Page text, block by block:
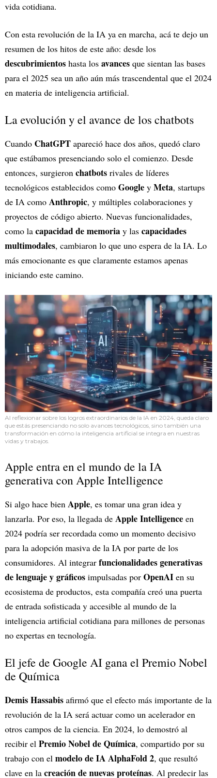
vida cotidiana.
Con esta revolución de la IA ya en marcha, acá te dejo un
resumen de los hitos de este año: desde los
descubrimientos hasta los avances que sientan las bases
para el 2025 sea un año aún más trascendental que el 2024
en materia de inteligencia artificial.
La evolución y el avance de los chatbots
Cuando ChatGPT apareció hace dos años, quedó claro
que estábamos presenciando solo el comienzo. Desde
entonces, surgieron chatbots rivales de líderes
tecnológicos establecidos como Google y Meta, startups
de IA como Anthropic, y múltiples colaboraciones y
proyectos de código abierto. Nuevas funcionalidades,
como la capacidad de memoria y las capacidades
multimodales, cambiaron lo que uno espera de la IA. Lo
más emocionante es que claramente estamos apenas
iniciando este camino.
Al reflexionar sobre los logros extraordinarios de la IA en 2024, queda claro
que estás presenciando no solo avances tecnológicos, sino también una
transformación en cómo la inteligencia artificial se integra en nuestras
vidas y trabajos.
Apple entra en el mundo de la IA
generativa con Apple Intelligence
Si algo hace bien Apple, es tomar una gran idea y
lanzarla. Por eso, la llegada de Apple Intelligence en
2024 podría ser recordada como un momento decisivo
para la adopción masiva de la IA por parte de los
consumidores. Al integrar funcionalidades generativas
de lenguaje y gráficos impulsadas por OpenAI en su
ecosistema de productos, esta compañía creó una puerta
de entrada sofisticada y accesible al mundo de la
inteligencia artificial cotidiana para millones de personas
no expertas en tecnología.
El jefe de Google AI gana el Premio Nobel
de Química
Demis Hassabis afirmó que el efecto más importante de la
revolución de la IA será actuar como un acelerador en
otros campos de la ciencia. En 2024, lo demostró al
recibir el Premio Nobel de Química, compartido por su
trabajo con el modelo de IA AlphaFold 2, que resultó
clave en la creación de nuevas proteínas. Al predecir las